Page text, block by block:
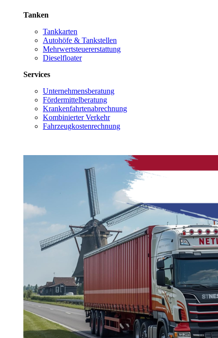
Tanken
Tankkarten
Autohöfe & Tankstellen
Mehrwertsteuererstattung
Dieselfloater
Services
Unternehmensberatung
Fördermittelberatung
Krankenfahrtenabrechnung
Kombinierter Verkehr
Fahrzeugkostenrechnung